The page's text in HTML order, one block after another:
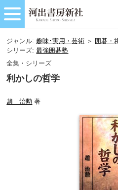
ジャンル: 趣味･実用・芸術 ＞ 囲碁・
シリーズ:最強囲碁塾
全集・シリーズ
利かしの哲学
趙 治勲 著